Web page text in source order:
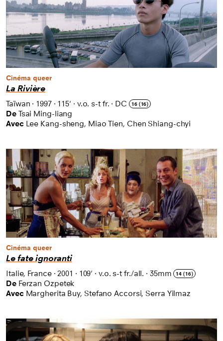
Cinéma queer
La Rivière
Taïwan · 1997· 115' · v.o. s-t fr. · DC 16 (16)
De Tsai Ming-liang
Avec Lee Kang-sheng, Miao Tien, Chen Shiang-chyi
Cinéma queer
Le fate ignoranti
Italie, France· 2001 · 109' · v.o. s-t fr./all. · 35mm 14 (16)
De Ferzan Ozpetek
Avec Margherita Buy, Stefano Accorsi, Serra Yilmaz